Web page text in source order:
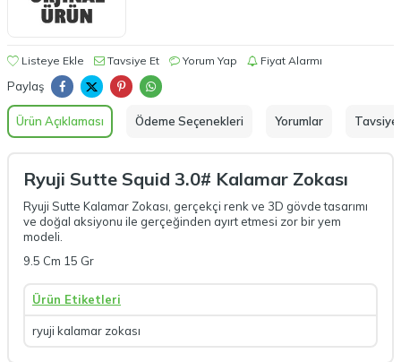
Listeye Ekle Tavsiye Et Yorum Yap Fiyat Alarmı
Paylaş
Ürün Açıklaması Ödeme Seçenekleri Yorumlar Tavsiye
Ryuji Sutte Squid 3.0# Kalamar Zokası
Ryuji Sutte Kalamar Zokası, gerçekçi renk ve 3D gövde tasarımı
ve doğal aksiyonu ile gerçeğinden ayırt etmesi zor bir yem
modeli.
9.5 Cm 15 Gr
Ürün Etiketleri
ryuji kalamar zokası